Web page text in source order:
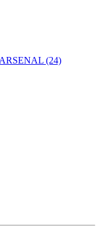
(24)